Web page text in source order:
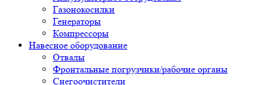
Газонокосилки
Генераторы
Компрессоры
Навесное оборудование
Отвалы
Фронтальные погрузчики/рабочие органы
Снегоочистители